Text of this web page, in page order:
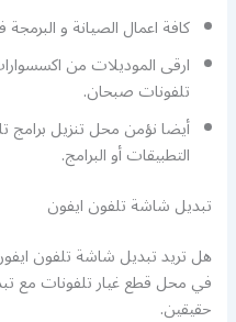
كافة اعمال الصيانة و
ارقى الموديلات من
تلفونات صبحان.
أيضا نؤمن محل تنزيل
التطبيقات أو البرامج.
تبديل شاشة تلفون ايفون
هل تريد تبديل شاشة تلفون
في محل قطع غيار تلفونات مع
حقيقين.